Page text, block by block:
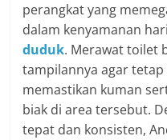
perangkat yang
dalam kenyamanan
duduk. Merawat toilet
tampilannya agar
memastikan kuman
biak di area tersebut.
tepat dan konsisten,